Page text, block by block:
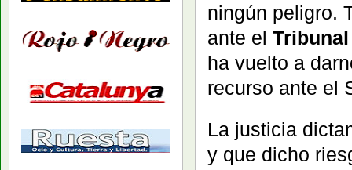
ningún peligro.
ante el
ha vuelto a
recurso ante el
La justicia
y que dicho